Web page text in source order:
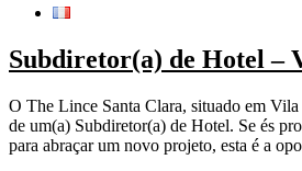
Subdiretor(a) de Hotel –
O The Lince Santa Clara, situado em Vila
de um(a) Subdiretor(a) de Hotel. Se és
para abraçar um novo projeto, esta é a